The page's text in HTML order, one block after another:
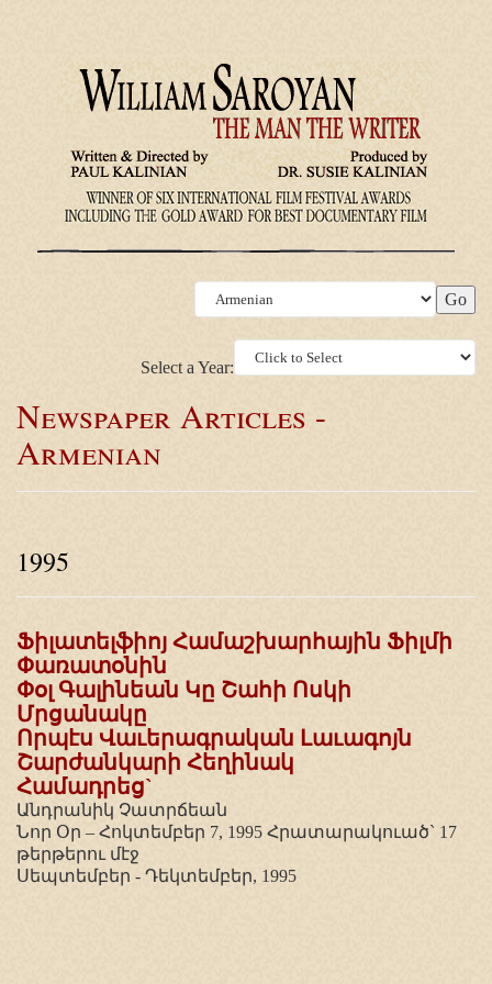
Select a Year:
Newspaper Articles -
Armenian
1995
Ֆիլատելֆիոյ Համաշխարհային Ֆիլմի
Փառատօնին
Փօլ Գալինեան Կը Շահի Ոսկի
Մրցանակը
Որպէս Վաւերագրական Լաւագոյն
Շարժանկարի Հեղինակ
Համադրեց`
Անդրանիկ Չատրճեան
Նոր Օր – Հոկտեմբեր 7, 1995 Հրատարակուած` 17
թերթերու մէջ
Սեպտեմբեր - Դեկտեմբեր, 1995